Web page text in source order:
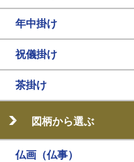
年中掛け
祝儀掛け
茶掛け
図柄から選ぶ
仏画（仏事）